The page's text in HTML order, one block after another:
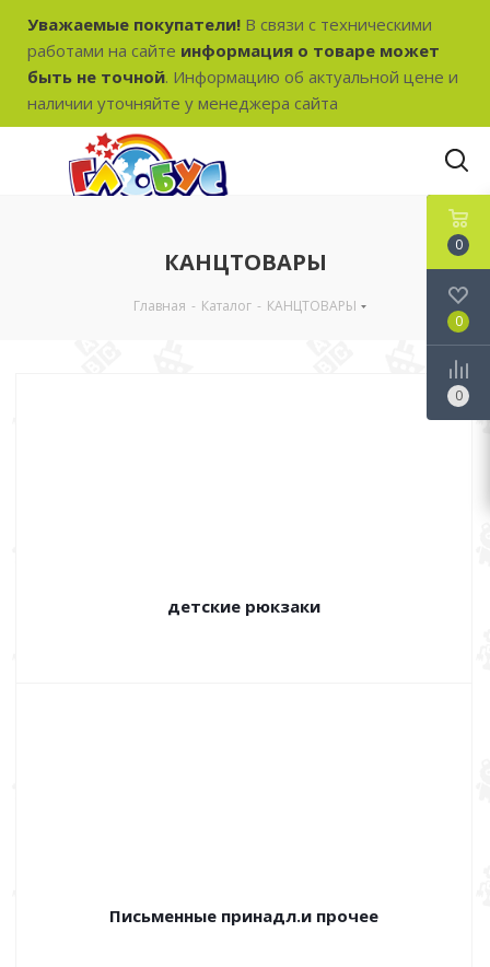
Уважаемые покупатели! В связи с техническими
работами на сайте информация о товаре может
быть не точной. Информацию об актуальной цене и
наличии уточняйте у менеджера сайта
КАНЦТОВАРЫ
Главная - Каталог - КАНЦТОВАРЫ
детские рюкзаки
Письменные принадл.и прочее
0
0
0